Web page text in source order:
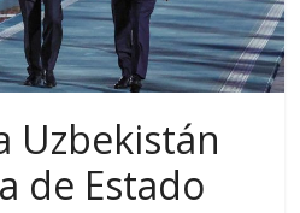
Uzbekistán
de Estado